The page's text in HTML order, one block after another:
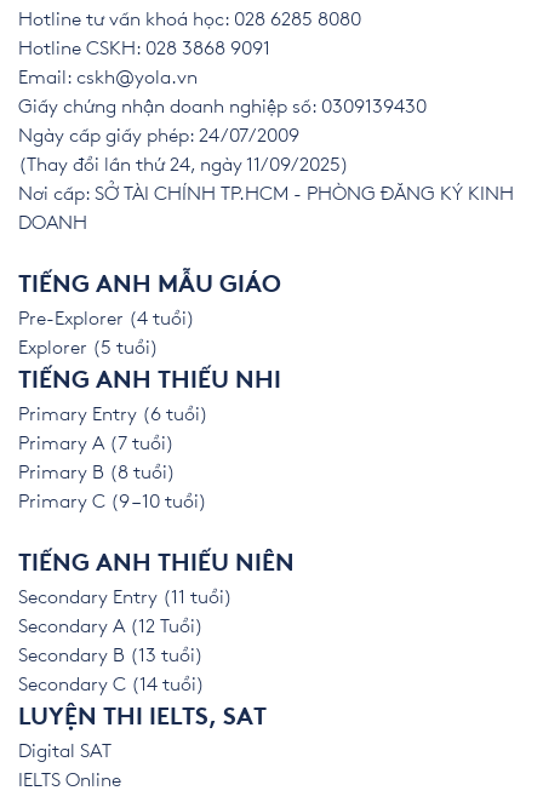
Hotline tư vấn khoá học: 028 6285 8080
Hotline CSKH: 028 3868 9091
Email: cskh@yola.vn
Giấy chứng nhận doanh nghiệp số: 0309139430
Ngày cấp giấy phép: 24/07/2009
(Thay đổi lần thứ 24, ngày 11/09/2025)
Nơi cấp: SỞ TÀI CHÍNH TP.HCM - PHÒNG ĐĂNG KÝ KINH
DOANH
TIẾNG ANH MẪU GIÁO
Pre-Explorer (4 tuổi)
Explorer (5 tuổi)
TIẾNG ANH THIẾU NHI
Primary Entry (6 tuổi)
Primary A (7 tuổi)
Primary B (8 tuổi)
Primary C (9 – 10 tuổi)
TIẾNG ANH THIẾU NIÊN
Secondary Entry (11 tuổi)
Secondary A (12 Tuổi)
Secondary B (13 tuổi)
Secondary C (14 tuổi)
LUYỆN THI IELTS, SAT
Digital SAT
IELTS Online